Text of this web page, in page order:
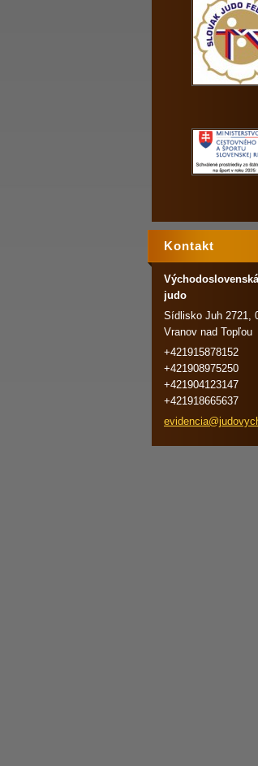
Kontakt
judo
Sídlisko Juh 2721,
Vranov nad Topľou
+421915878152
+421908975250
+421904123147
+421918665637
evidencia@judovy